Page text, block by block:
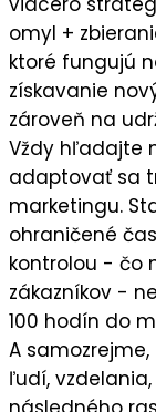
omyl +
ktoré fungujú
získavanie
zároveň na
Vždy hľadajte
adaptovať sa
marketingu.
ohraničené
kontrolou - čo
zákazníkov -
100 hodín do
A
ľudí,